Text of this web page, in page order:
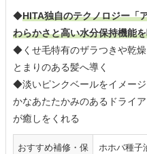
◆HITA独自のテクノロジー「
わらかさと高い水分保持機能
◆くせ毛特有のザラつきや乾
とまりのある髪へ導く
◆淡いピンクベールをイメー
かなあたたかみのあるドライ
が癒しをくれる
おすすめ補修・保
ホホバ種子